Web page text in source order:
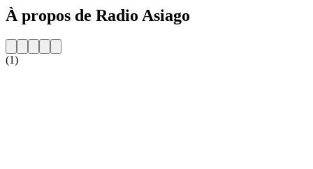
À propos de Radio Asiago
(1)